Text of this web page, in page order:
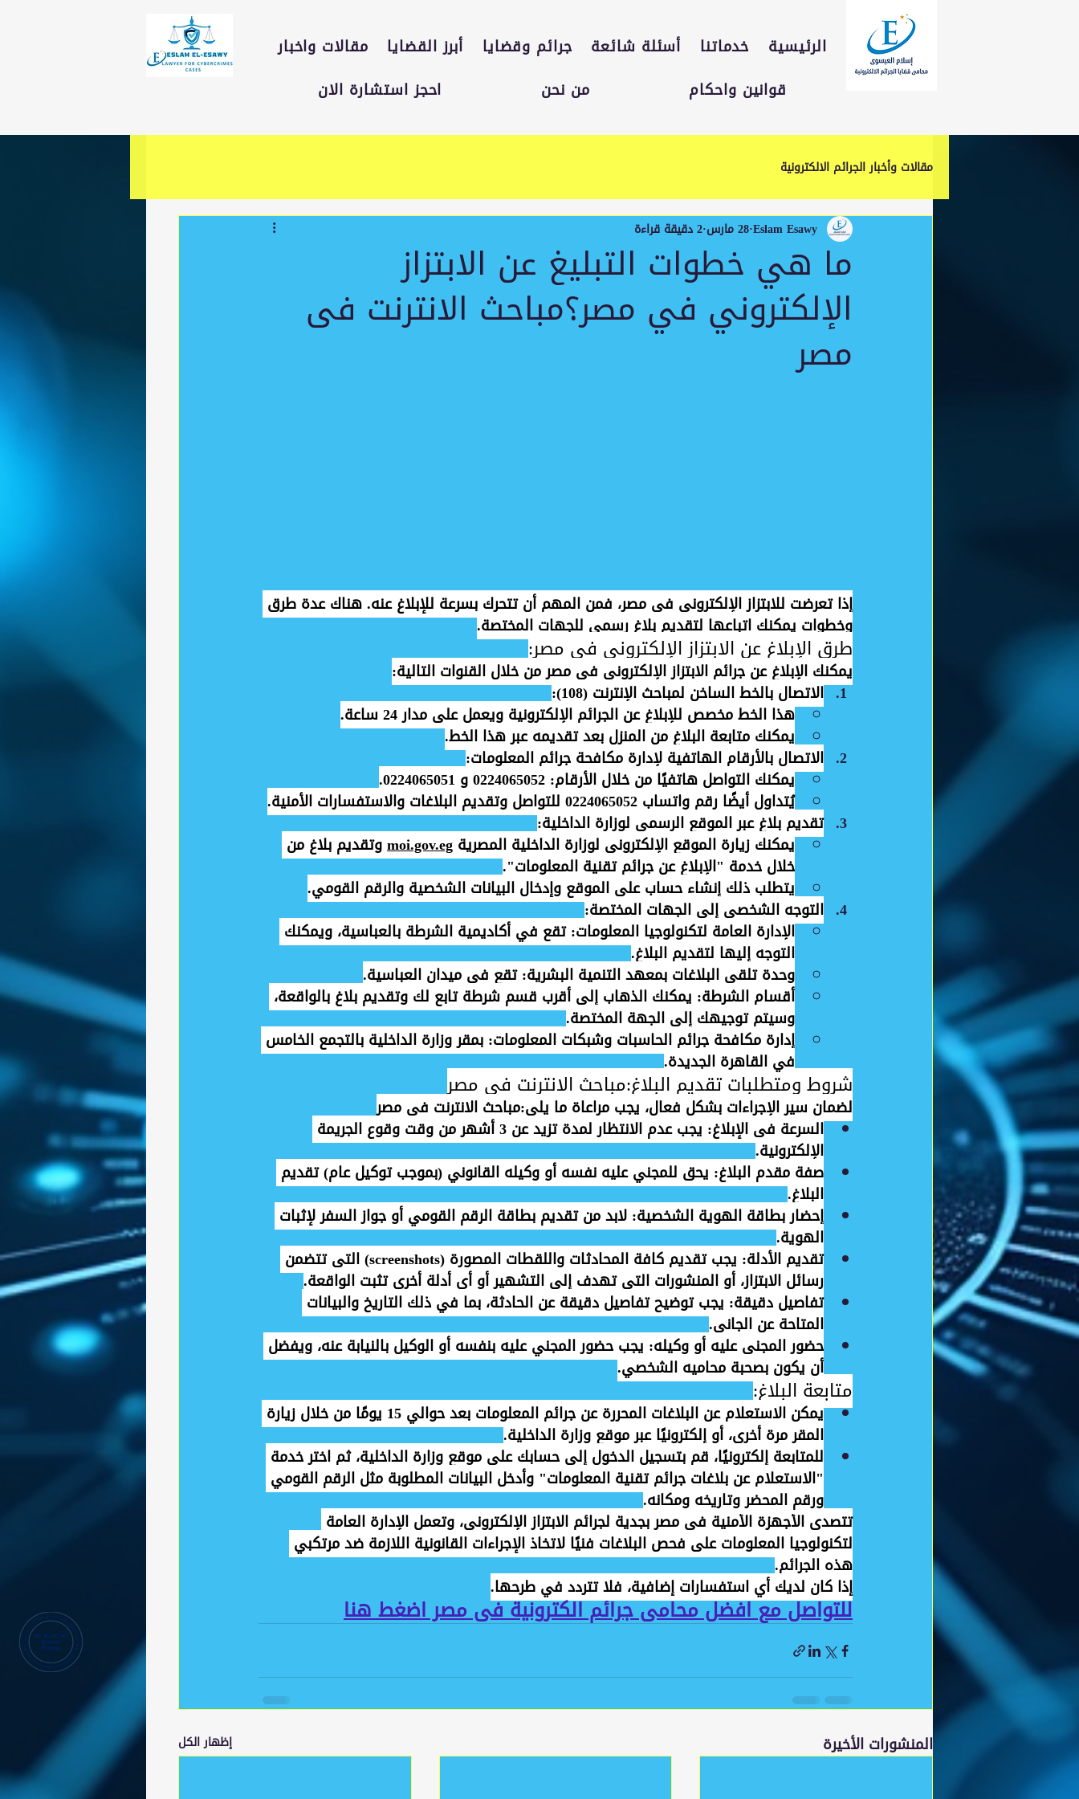
الرئيسية خدماتنا أسئلة شائعة جرائم وقضايا أبرز القضايا
مقالات واخبار
قوانين واحكام
من نحن احجز استشارة الان
مقالات وأخبار الجرائم الالكترونية
ما هي خطوات التبليغ عن الابتزاز
الإلكتروني في مصر؟مباحث الانترنت فى
مصر
Eslam Esawy28 مارس 2 دقيقة قراءة
إذا تعرضت للابتزاز الإلكتروني في مصر، فمن المهم أن تتحرك بسرعة للإبلاغ عنه. هناك عدة طرق
وخطوات يمكنك اتباعها لتقديم بلاغ رسمي للجهات المختصة.
طرق الإبلاغ عن الابتزاز الإلكتروني في مصر:
يمكنك الإبلاغ عن جرائم الابتزاز الإلكتروني في مصر من خلال القنوات التالية:
الاتصال بالخط الساخن لمباحث الإنترنت (108) :
هذا الخط مخصص للإبلاغ عن الجرائم الإلكترونية ويعمل على مدار 24 ساعة.
يمكنك متابعة البلاغ من المنزل بعد تقديمه عبر هذا الخط.
الاتصال بالأرقام الهاتفية لإدارة مكافحة جرائم المعلومات:
يمكنك التواصل هاتفيًا من خلال الأرقام: 0224065052 و 0224065051.
يُتداول أيضًا رقم واتساب 0224065052 للتواصل وتقديم البلاغات والاستفسارات الأمنية.
تقديم بلاغ عبر الموقع الرسمي لوزارة الداخلية:
يمكنك زيارة الموقع الإلكتروني لوزارة الداخلية المصرية moi.gov.eg وتقديم بلاغ من
خلال خدمة "الإبلاغ عن جرائم تقنية المعلومات".
يتطلب ذلك إنشاء حساب على الموقع وإدخال البيانات الشخصية والرقم القومي.
التوجه الشخصي إلى الجهات المختصة:
الإدارة العامة لتكنولوجيا المعلومات: تقع في أكاديمية الشرطة بالعباسية، ويمكنك
التوجه إليها لتقديم البلاغ.
وحدة تلقي البلاغات بمعهد التنمية البشرية: تقع في ميدان العباسية.
أقسام الشرطة: يمكنك الذهاب إلى أقرب قسم شرطة تابع لك وتقديم بلاغ بالواقعة،
وسيتم توجيهك إلى الجهة المختصة.
إدارة مكافحة جرائم الحاسبات وشبكات المعلومات: بمقر وزارة الداخلية بالتجمع الخامس
في القاهرة الجديدة.
شروط ومتطلبات تقديم البلاغ:مباحث الانترنت فى مصر
لضمان سير الإجراءات بشكل فعال، يجب مراعاة ما يلي:مباحث الانترنت فى مصر
السرعة في الإبلاغ : يجب عدم الانتظار لمدة تزيد عن 3 أشهر من وقت وقوع الجريمة
الإلكترونية.
صفة مقدم البلاغ: يحق للمجني عليه نفسه أو وكيله القانوني (بموجب توكيل عام) تقديم
البلاغ.
إحضار بطاقة الهوية الشخصية: لابد من تقديم بطاقة الرقم القومي أو جواز السفر لإثبات
الهوية.
تقديم الأدلة : يجب تقديم كافة المحادثات واللقطات المصورة (screenshots) التي تتضمن
رسائل الابتزاز، أو المنشورات التي تهدف إلى التشهير أو أي أدلة أخرى تثبت الواقعة.
تفاصيل دقيقة: يجب توضيح تفاصيل دقيقة عن الحادثة، بما في ذلك التاريخ والبيانات
المتاحة عن الجاني.
حضور المجني عليه أو وكيله: يجب حضور المجني عليه بنفسه أو الوكيل بالنيابة عنه، ويفضل
أن يكون بصحبة محاميه الشخصي.
متابعة البلاغ:
يمكن الاستعلام عن البلاغات المحررة عن جرائم المعلومات بعد حوالي 15 يومًا من خلال زيارة
المقر مرة أخرى، أو إلكترونيًا عبر موقع وزارة الداخلية.
للمتابعة إلكترونيًا، قم بتسجيل الدخول إلى حسابك على موقع وزارة الداخلية، ثم اختر خدمة
"الاستعلام عن بلاغات جرائم تقنية المعلومات" وأدخل البيانات المطلوبة مثل الرقم القومي
ورقم المحضر وتاريخه ومكانه.
تتصدى الأجهزة الأمنية في مصر بجدية لجرائم الابتزاز الإلكتروني، وتعمل الإدارة العامة
لتكنولوجيا المعلومات على فحص البلاغات فنيًا لاتخاذ الإجراءات القانونية اللازمة ضد مرتكبي
هذه الجرائم.
إذا كان لديك أي استفسارات إضافية، فلا تتردد في طرحها.
للتواصل مع افضل محامى جرائم الكترونية فى مصر اضغط هنا
المنشورات الأخيرة إظهار الكل